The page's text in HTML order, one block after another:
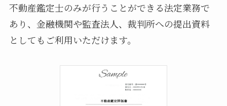
不動産鑑定士のみが行うことができる法定業務で
あり、金融機関や監査法人、裁判所への提出資料
としてもご利用いただけます。